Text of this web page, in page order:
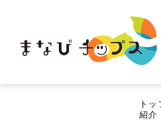
ト
紹介